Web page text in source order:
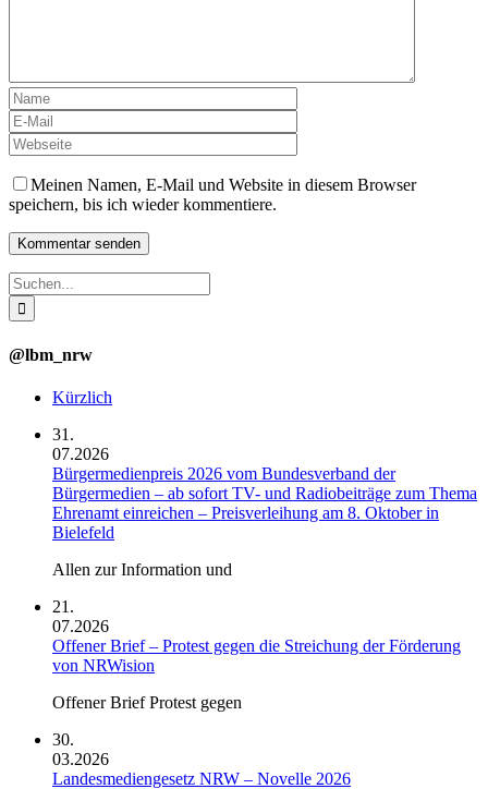
Meinen Namen, E-Mail und Website in diesem Browser
speichern, bis ich wieder kommentiere.
Suche
nach:
@lbm_nrw
Kürzlich
31.
07.2026
Bürgermedienpreis 2026 vom Bundesverband der
Bürgermedien – ab sofort TV- und Radiobeiträge zum Thema
Ehrenamt einreichen – Preisverleihung am 8. Oktober in
Bielefeld
Allen zur Information und
21.
07.2026
Offener Brief – Protest gegen die Streichung der Förderung
von NRWision
Offener Brief Protest gegen
30.
03.2026
Landesmediengesetz NRW – Novelle 2026